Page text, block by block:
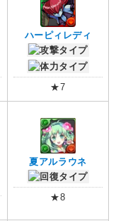
ハーピィレディ
★7
夏アルラウネ
★8